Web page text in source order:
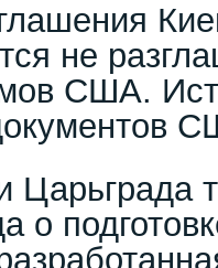
не
США.
Царьграда
о